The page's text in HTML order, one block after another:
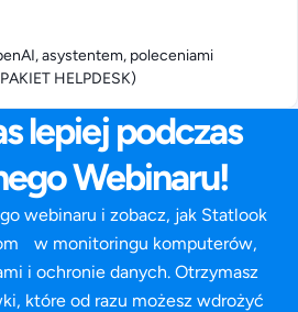
asystentem, poleceniami
HELPDESK)
lepiej podczas
Webinaru!
webinaru i zobacz, jak Statlook
w monitoringu komputerów,
i ochronie danych. Otrzymasz
które od razu możesz wdrożyć